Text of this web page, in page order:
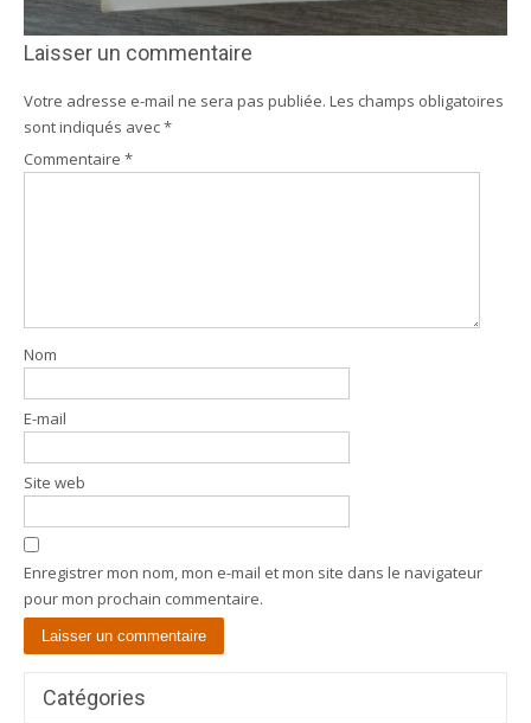
Laisser un commentaire
Votre adresse e-mail ne sera pas publiée. Les champs obligatoires
sont indiqués avec*
Commentaire *
Nom
E-mail
Site web
Enregistrer mon nom, mon e-mail et mon site dans le navigateur
pour mon prochain commentaire.
Catégories